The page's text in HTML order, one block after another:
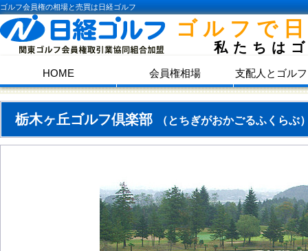
ゴルフ会員権の相場と売買は日経ゴルフ
ゴルフで
私たちは
HOME 会員権相場 支配人とゴル
栃木ヶ丘ゴルフ倶楽部 （とちぎがおかごるふくらぶ